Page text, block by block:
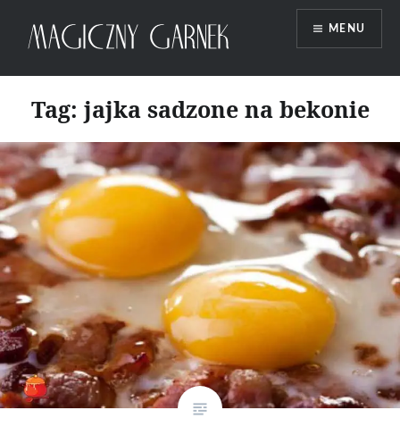
Magiczny Garnek
MENU
Tag: jajka sadzone na bekonie